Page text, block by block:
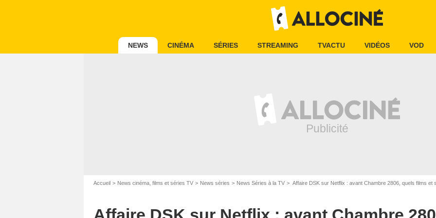
NEWS CINÉMA SÉRIES STREAMING TVACTU VIDÉOS VOD
Accueil News cinéma, films et séries TV News séries News Séries à la TV Affaire DSK sur Netflix : avant Chambre 2806, quels films et